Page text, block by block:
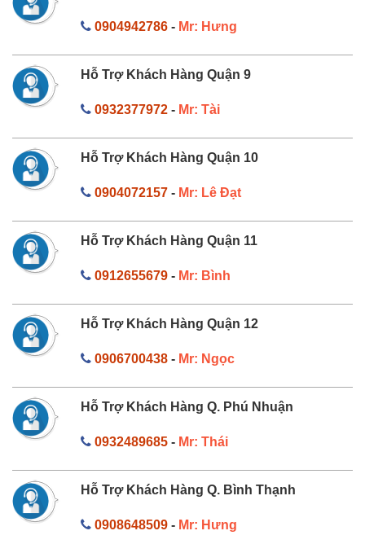
0904942786- Mr: Hưng
Hỗ Trợ Khách Hàng Quận 9
0932377972- Mr: Tài
Hỗ Trợ Khách Hàng Quận 10
0904072157- Mr: Lê Đạt
Hỗ Trợ Khách Hàng Quận 11
0912655679- Mr: Bình
Hỗ Trợ Khách Hàng Quận 12
0906700438- Mr: Ngọc
Hỗ Trợ Khách Hàng Q. Phú Nhuận
0932489685- Mr: Thái
Hỗ Trợ Khách Hàng Q. Bình Thạnh
0908648509- Mr: Hưng